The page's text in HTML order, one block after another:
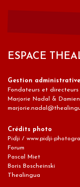
ESPACE
Gestion administrative
Fondateurs et directeurs
Marjorie Nadal &
Crédits photo
Pidji / www.pidji-
Forum
Pascal Miet
Boris Boscheinski
Thealingua